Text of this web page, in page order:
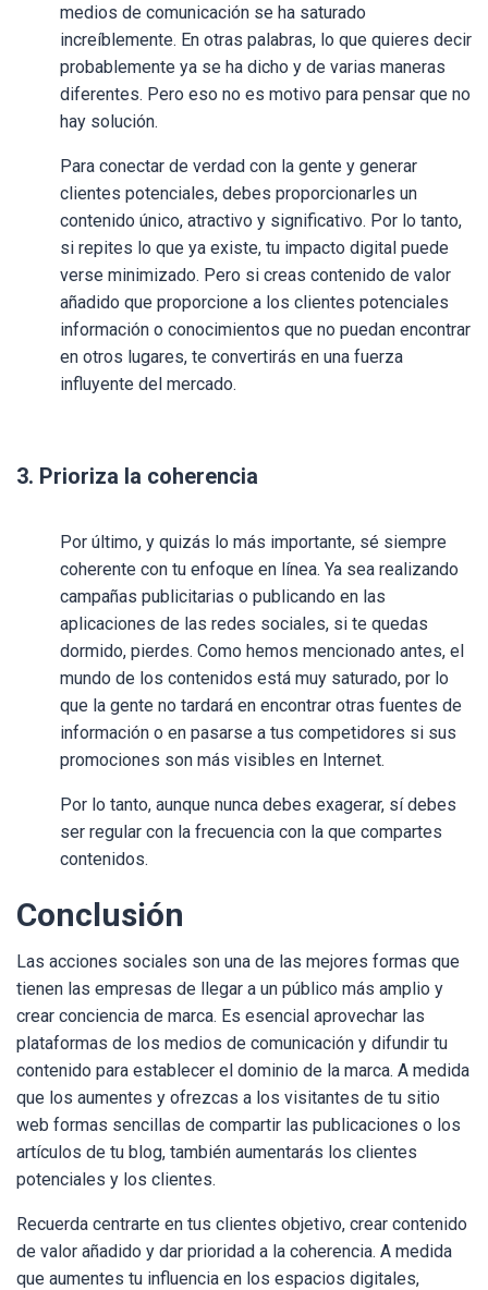
medios de comunicación se ha saturado
increíblemente. En otras palabras, lo que quieres decir
probablemente ya se ha dicho y de varias maneras
diferentes. Pero eso no es motivo para pensar que no
hay solución.
Para conectar de verdad con la gente y generar
clientes potenciales, debes proporcionarles un
contenido único, atractivo y significativo. Por lo tanto,
si repites lo que ya existe, tu impacto digital puede
verse minimizado. Pero si creas contenido de valor
añadido que proporcione a los clientes potenciales
información o conocimientos que no puedan encontrar
en otros lugares, te convertirás en una fuerza
influyente del mercado.
3. Prioriza la coherencia
Por último, y quizás lo más importante, sé siempre
coherente con tu enfoque en línea. Ya sea realizando
campañas publicitarias o publicando en las
aplicaciones de las redes sociales, si te quedas
dormido, pierdes. Como hemos mencionado antes, el
mundo de los contenidos está muy saturado, por lo
que la gente no tardará en encontrar otras fuentes de
información o en pasarse a tus competidores si sus
promociones son más visibles en Internet.
Por lo tanto, aunque nunca debes exagerar, sí debes
ser regular con la frecuencia con la que compartes
contenidos.
Conclusión
Las acciones sociales son una de las mejores formas que
tienen las empresas de llegar a un público más amplio y
crear conciencia de marca. Es esencial aprovechar las
plataformas de los medios de comunicación y difundir tu
contenido para establecer el dominio de la marca. A medida
que los aumentes y ofrezcas a los visitantes de tu sitio
web formas sencillas de compartir las publicaciones o los
artículos de tu blog, también aumentarás los clientes
potenciales y los clientes.
Recuerda centrarte en tus clientes objetivo, crear contenido
de valor añadido y dar prioridad a la coherencia. A medida
que aumentes tu influencia en los espacios digitales,